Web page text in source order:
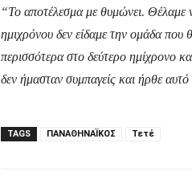
“Το αποτέλεσμα με θυμώνει. Θέλαμε
ημιχρόνου δεν είδαμε την ομάδα που
περισσότερα στο δεύτερο ημίχρονο
δεν ήμασταν συμπαγείς και ήρθε
TAGS ΠΑΝΑΘΗΝΑΪΚΟΣ Τετέ